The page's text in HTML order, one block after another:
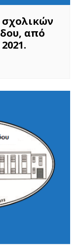
σχολικών
από